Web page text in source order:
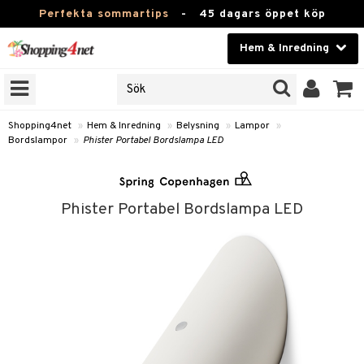
Perfekta sommartips - 45 dagars öppet köp
Hem & Inredning
Skönhet
Kontaktlinser
Shopping4net » Hem & Inredning » Belysning » Lampor »
Bordslampor » Phister Portabel Bordslampa LED
Phister Portabel Bordslampa LED